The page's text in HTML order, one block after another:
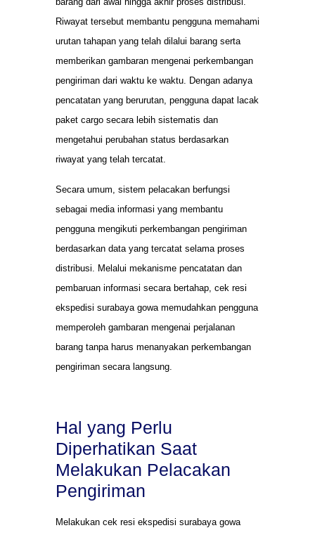
Riwayat tersebut membantu pengguna memahami
urutan tahapan yang telah dilalui barang serta
memberikan gambaran mengenai perkembangan
pengiriman dari waktu ke waktu. Dengan adanya
pencatatan yang berurutan, pengguna dapat lacak
paket cargo secara lebih sistematis dan
mengetahui perubahan status berdasarkan
riwayat yang telah tercatat.
Secara umum, sistem pelacakan berfungsi
sebagai media informasi yang membantu
pengguna mengikuti perkembangan pengiriman
berdasarkan data yang tercatat selama proses
distribusi. Melalui mekanisme pencatatan dan
pembaruan informasi secara bertahap, cek resi
ekspedisi surabaya gowa memudahkan pengguna
memperoleh gambaran mengenai perjalanan
barang tanpa harus menanyakan perkembangan
pengiriman secara langsung.
Hal yang Perlu
Diperhatikan Saat
Melakukan Pelacakan
Pengiriman
Melakukan cek resi ekspedisi surabaya gowa